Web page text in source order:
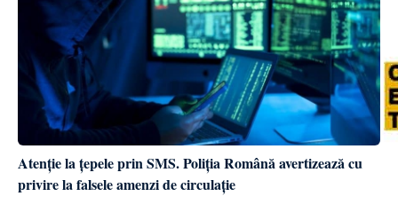
Atenție la țepele prin SMS. Poliția Română avertizează cu
privire la falsele amenzi de circulație